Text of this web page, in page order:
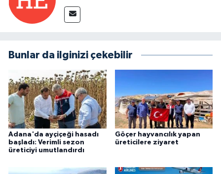
Bunlar da ilginizi çekebilir
Adana'da ayçiçeği hasadı
başladı: Verimli sezon
üreticiyi umutlandırdı
Göçer hayvancılık yapan
üreticilere ziyaret